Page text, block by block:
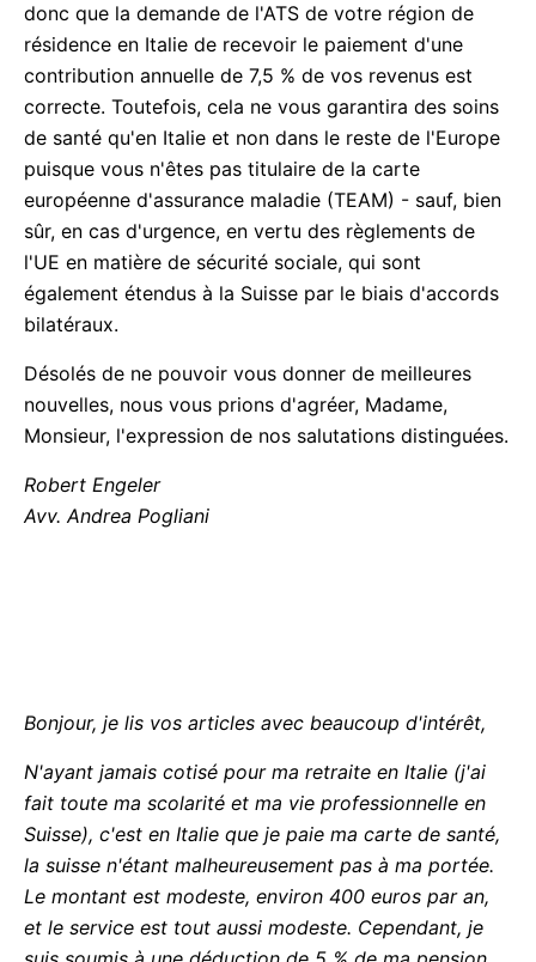
donc que la demande de l'ATS de votre région de
résidence en Italie de recevoir le paiement d'une
contribution annuelle de 7,5 % de vos revenus est
correcte. Toutefois, cela ne vous garantira des soins
de santé qu'en Italie et non dans le reste de l'Europe
puisque vous n'êtes pas titulaire de la carte
européenne d'assurance maladie (TEAM) - sauf, bien
sûr, en cas d'urgence, en vertu des règlements de
l'UE en matière de sécurité sociale, qui sont
également étendus à la Suisse par le biais d'accords
bilatéraux.
Désolés de ne pouvoir vous donner de meilleures
nouvelles, nous vous prions d'agréer, Madame,
Monsieur, l'expression de nos salutations distinguées.
Robert Engeler
Avv. Andrea Pogliani
Bonjour, je lis vos articles avec beaucoup d'intérêt,
N'ayant jamais cotisé pour ma retraite en Italie (j'ai
fait toute ma scolarité et ma vie professionnelle en
Suisse), c'est en Italie que je paie ma carte de santé,
la suisse n'étant malheureusement pas à ma portée.
Le montant est modeste, environ 400 euros par an,
et le service est tout aussi modeste. Cependant, je